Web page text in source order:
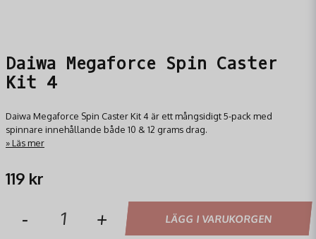
Daiwa Megaforce Spin Caster
Kit 4
Daiwa Megaforce Spin Caster Kit 4 är ett mångsidigt 5-pack med
spinnare innehållande både 10 & 12 grams drag.
Läs mer
119 kr
- + LÄGG I VARUKORGEN